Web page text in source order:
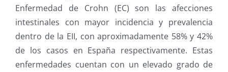
Enfermedad de Crohn (EC) son las afecciones
intestinales con mayor incidencia y prevalencia
dentro de la EII, con aproximadamente 58% y 42%
de los casos en España respectivamente. Estas
enfermedades cuentan con un elevado grado de